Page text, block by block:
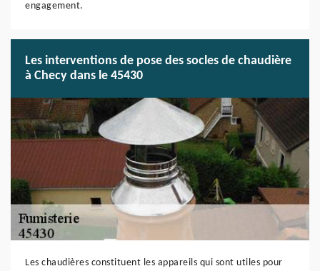
engagement.
Les interventions de pose des socles de chaudière
à Checy dans le 45430
Les chaudières constituent les appareils qui sont utiles pour